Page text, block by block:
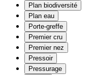
Plan biodiversité
Plan eau
Porte-greffe
Premier cru
Premier nez
Pressoir
Pressurage